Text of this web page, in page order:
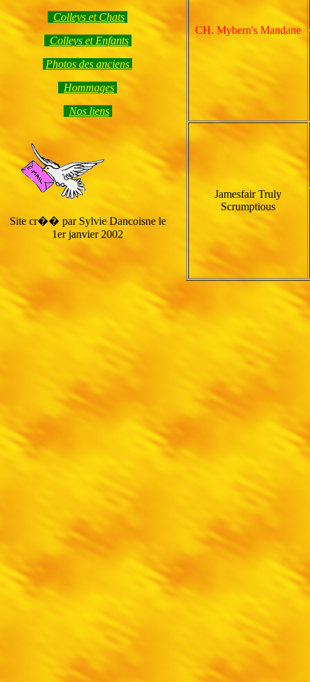
Colleys et Chats
Colleys et Enfants
Photos des anciens
Hommages
Nos liens
Site cr�� par Sylvie Dancoisne le
1er janvier 2002
CH. Mybern's Mandane
Jamesfair Truly
Scrumptious